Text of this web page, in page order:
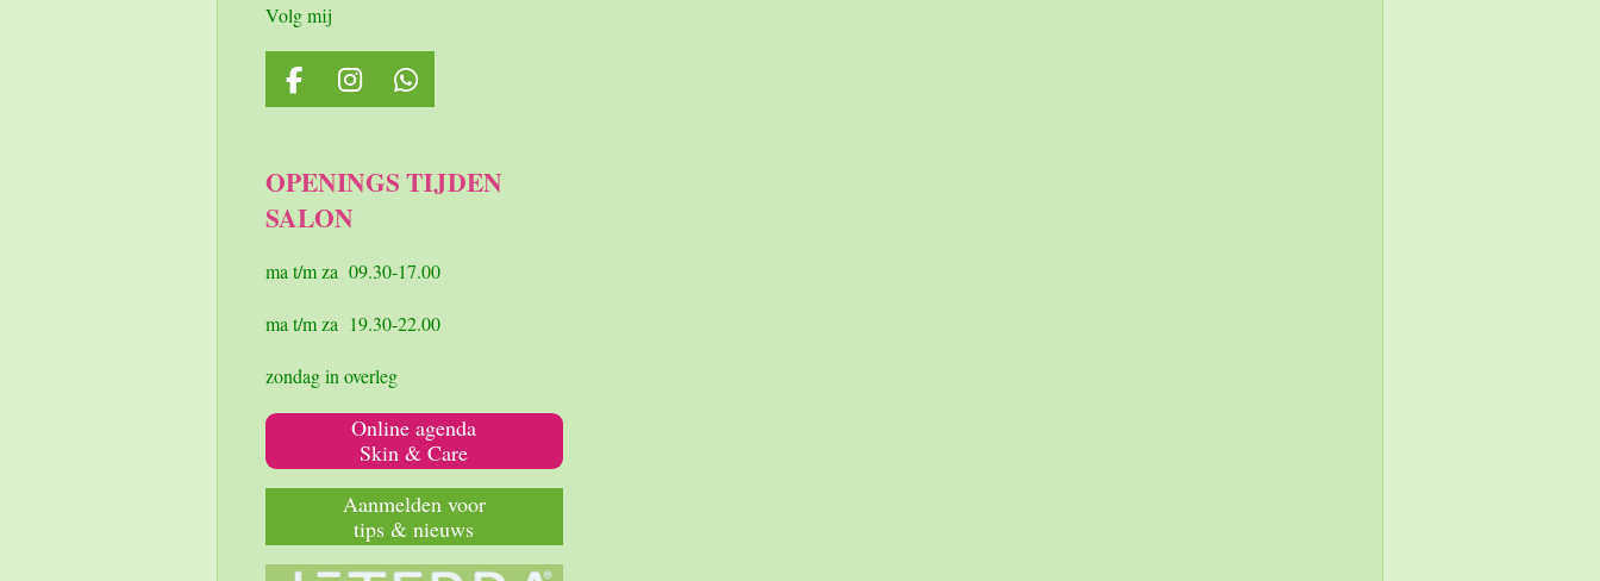
Volg mij
F
a
b
o
k
I
n
a
g
a
W
h
s
p
OPENINGS TIJDEN
SALON
ma t/m za 09.30-17.00
ma t/m za 19.30-22.00
zondag in overleg
Online agenda
Skin & Care
Aanmelden voor
tips & nieuws